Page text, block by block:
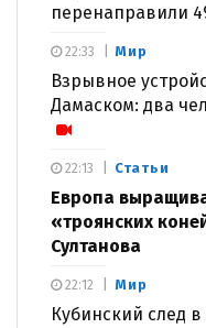
перенаправили
Мир
Взрывное
Дамаском: два
22:33
Статьи
Европа
«троянских
Султанова
22:13
Мир
Кубинский след
22:12